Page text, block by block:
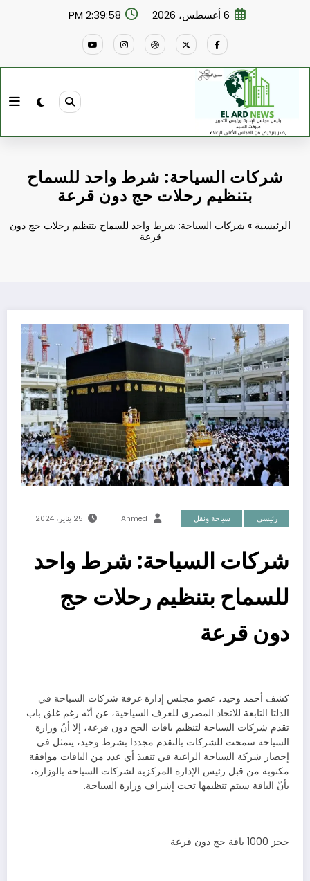
6 أغسطس، 2026 2:39:59 PM
شركات السياحة: شرط واحد للسماح
بتنظيم رحلات حج دون قرعة
الرئيسية » شركات السياحة: شرط واحد للسماح بتنظيم رحلات حج دون
قرعة
رئيسي سياحة ونقل Ahmed 25 يناير، 2024
شركات السياحة: شرط واحد
للسماح بتنظيم رحلات حج
دون قرعة
كشف أحمد وحيد، عضو مجلس إدارة غرفة شركات السياحة في
الدلتا التابعة للاتحاد المصري للغرف السياحية، عن أنّه رغم غلق باب
تقدم شركات السياحة لتنظيم باقات الحج دون قرعة، إلا أنّ وزارة
السياحة سمحت للشركات بالتقدم مجددا بشرط وحيد، يتمثل في
إحضار شركة السياحة الراغبة في تنفيذ أي عدد من الباقات موافقة
مكتوبة من قبل رئيس الإدارة المركزية لشركات السياحة بالوزارة،
بأنّ الباقة سيتم تنظيمها تحت إشراف وزارة السياحة.
حجز 1000 باقة حج دون قرعة